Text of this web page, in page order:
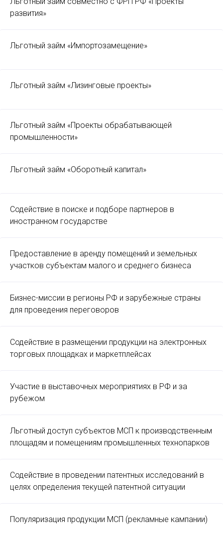
развития»
Льготный займ «Импортозамещение»
Льготный займ «Лизинговые проекты»
Льготный займ «Проекты обрабатывающей
промышленности»
Льготный займ «Оборотный капитал»
Содействие в поиске и подборе партнеров в
иностранном государстве
Предоставление в аренду помещений и земельных
участков субъектам малого и среднего бизнеса
Бизнес-миссии в регионы РФ и зарубежные страны
для проведения переговоров
Содействие в размещении продукции на электронных
торговых площадках и маркетплейсах
Участие в выставочных мероприятиях в РФ и за
рубежом
Льготный доступ субъектов МСП к производственным
площадям и помещениям промышленных технопарков
Содействие в проведении патентных исследований в
целях определения текущей патентной ситуации
Популяризация продукции МСП (рекламные кампании)